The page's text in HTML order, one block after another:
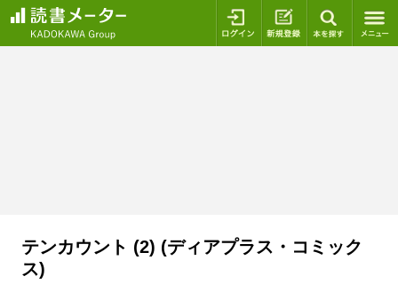
ログイン 新規登録
テンカウント (2) (ディアプラス・コミック
ス)